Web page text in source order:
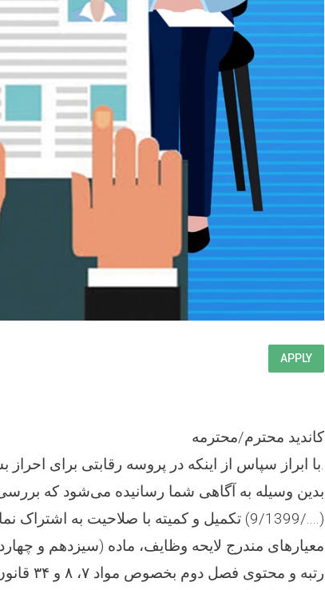
APPLY
کاندید محترم/محترمه
با ابراز سپاس از اینکه در پروسه رقابتی برای احراز بست، بست (.... )اشتراک نمودید.
بدین وسیله به آگاهی شما رسانیده می‌شود که بررسی
(..../9/1399) تکمیل و کمیته با صلاحیت به
معیارهای مندرج لایحه وظایف،‌ ماده (سیزدهم و
رتبه و